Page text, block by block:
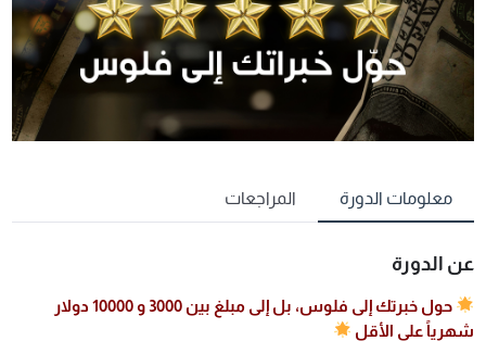
معلومات الدورة المراجعات
عن الدورة
حول خبرتك إلى فلوس، بل إلى مبلغ بين 3000 و 10000 دولار
شهرياً على الأقل